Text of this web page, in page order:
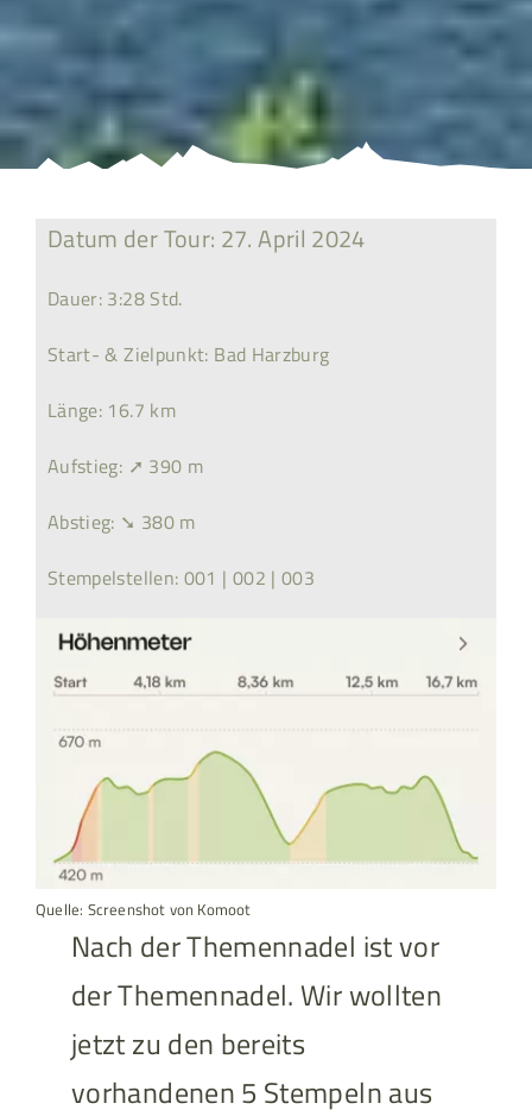
Datum der Tour: 27. April 2024
Dauer: 3:28 Std.
Start- & Zielpunkt: Bad Harzburg
Länge: 16.7 km
Aufstieg: ➚ 390 m
Abstieg: ➘ 380 m
Stempelstellen: 001 | 002 | 003
Quelle: Screenshot von Komoot
Nach der Themennadel ist vor
der Themennadel. Wir wollten
jetzt zu den bereits
vorhandenen 5 Stempeln aus